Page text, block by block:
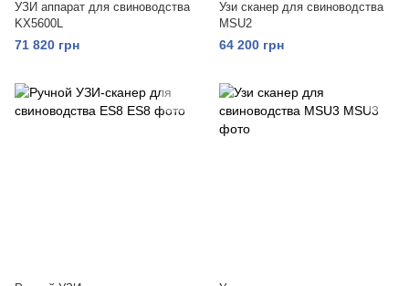
УЗИ аппарат для свиноводства
KX5600L
71 820 грн
Узи сканер для свиноводства
MSU2
64 200 грн